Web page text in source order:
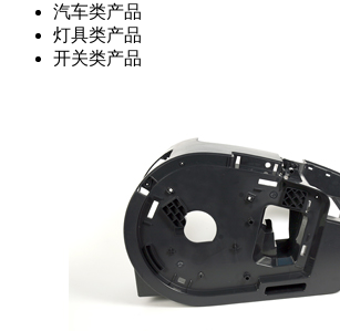
汽车类产品
灯具类产品
开关类产品